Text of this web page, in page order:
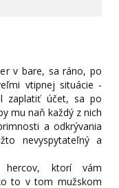
v bare, sa ráno, po
vtipnej situácie -
zaplatiť účet, sa po
mu naň každý z nich
a odkrývania
nevyspytateľný a
hercov, ktorí vám
to v tom mužskom